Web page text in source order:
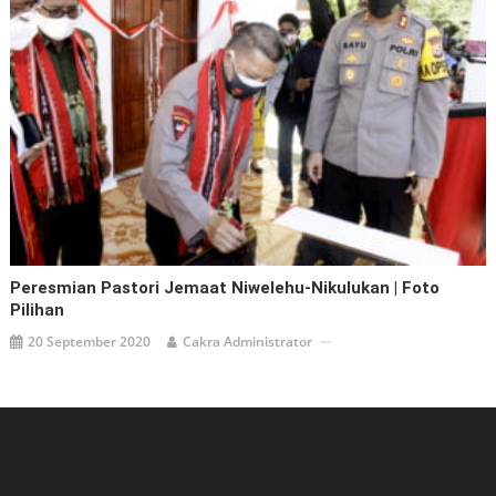
Peresmian Pastori Jemaat Niwelehu-Nikulukan | Foto
Pilihan
20 September 2020 Cakra Administrator